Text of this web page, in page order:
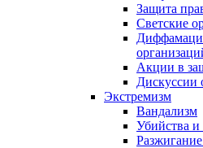
Защита
Светские
Акции в
Дискуссии
Экстремизм
Вандализм
Убийства и